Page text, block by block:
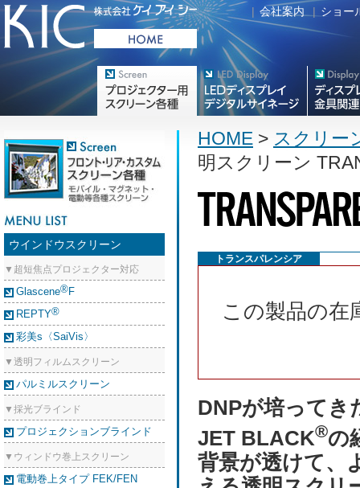
| 会社案内 | ショー
ウインドウスクリーン
▼超短焦点プロジェクター対応
Glascene®F
REPTY®
彩美s〈SaiVis〉
▼透明フィルムスクリーン
パルミルスクリーン
▼採光ブラインド
プロジェクションブラインド
▼ウィンドウ巻上スクリーン
電動巻上タイプ FEK/FEN
HOME > スクリー
明スクリーン
トランスパレンシア
この製品の在
DNPが培ってき
JET BLACK®の
背景が透けて、